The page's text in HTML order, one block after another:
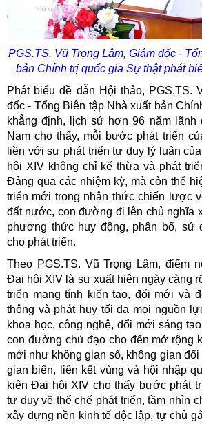
PGS.TS. Vũ Trọng Lâm, Giám đốc -
bản Chính trị quốc gia Sự thậtphát
Phát biểu đề dẫn Hội thảo, PGS.TS.
đốc - Tổng Biên tập Nhà xuất bản
khẳng định, lịch sử hơn 96 năm lãnh
Nam cho thấy, mỗi bước phát triển
liền với sự phát triển tư duy lý luận
hội XIV không chỉ kế thừa và phát
Đảng qua các nhiệm kỳ, mà còn thể
triển mới trong nhận thức chiến lược
đất nước, con đường đi lên chủ nghĩa
phương thức huy động, phân bổ, sử
cho phát triển.
Theo PGS.TS. Vũ Trọng Lâm, điểm
Đại hội XIV là sự xuất hiện ngày càng
triển mang tính kiến tạo, đổi mới và
thông và phát huy tối đa mọi nguồn
khoa học, công nghệ, đổi mới sáng
con đường chủ đạo cho đến mở rộng
mới như không gian số, không gian
gian biển, liên kết vùng và hội nhập
kiện Đại hội XIV cho thấy bước phát
tư duy về thể chế phát triển, tầm nhìn
xây dựng nền kinh tế độc lập, tự chủ